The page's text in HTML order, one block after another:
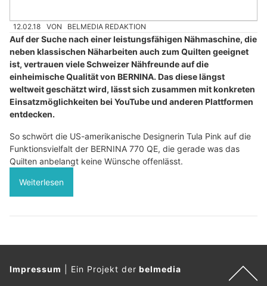
12.02.18 VON BELMEDIA REDAKTION
Auf der Suche nach einer leistungsfähigen Nähmaschine, die
neben klassischen Näharbeiten auch zum Quilten geeignet
ist, vertrauen viele Schweizer Nähfreunde auf die
einheimische Qualität von BERNINA. Das diese längst
weltweit geschätzt wird, lässt sich zusammen mit konkreten
Einsatzmöglichkeiten bei YouTube und anderen Plattformen
entdecken.
So schwört die US-amerikanische Designerin Tula Pink auf die
Funktionsvielfalt der BERNINA 770 QE, die gerade was das
Quilten anbelangt keine Wünsche offenlässt.
Weiterlesen
Impressum Ein Projekt derbelmedia